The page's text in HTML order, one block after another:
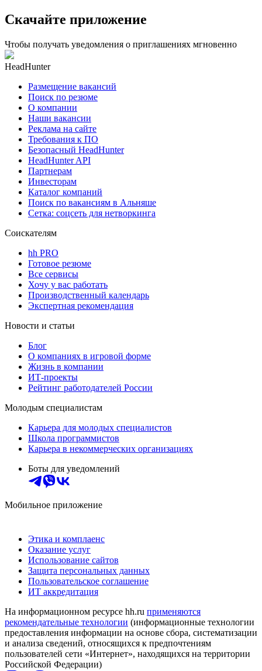
Скачайте приложение
Чтобы получать уведомления о приглашениях мгновенно
HeadHunter
Размещение вакансий
Поиск по резюме
О компании
Наши вакансии
Реклама на сайте
Требования к ПО
Безопасный HeadHunter
HeadHunter API
Партнерам
Инвесторам
Каталог компаний
Поиск по вакансиям в Альняше
Сетка: соцсеть для нетворкинга
Соискателям
hh PRO
Готовое резюме
Все сервисы
Хочу у вас работать
Производственный календарь
Экспертная рекомендация
Новости и статьи
Блог
О компаниях в игровой форме
Жизнь в компании
ИТ-проекты
Рейтинг работодателей России
Молодым специалистам
Карьера для молодых специалистов
Школа программистов
Карьера в некоммерческих организациях
Боты для уведомлений
Мобильное приложение
Этика и комплаенс
Оказание услуг
Использование сайтов
Защита персональных данных
Пользовательское соглашение
ИТ аккредитация
На информационном ресурсе hh.ru применяются
рекомендательные технологии (информационные технологии
предоставления информации на основе сбора, систематизации
и анализа сведений, относящихся к предпочтениям
пользователей сети «Интернет», находящихся на территории
Российской Федерации)